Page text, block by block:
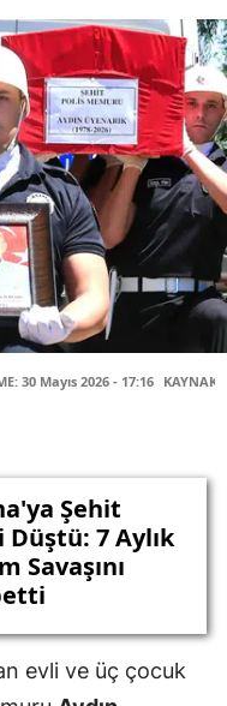
30 Mayıs 2026 - 17:16 KAYNAK:
Şehit
Düştü: 7 Aylık
Savaşını
evli ve üç çocuk